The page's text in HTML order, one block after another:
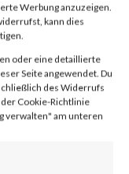
Werbung anzuzeigen.
kann dies
oder eine detaillierte
Seite angewendet. Du
des Widerrufs
Cookie-Richtlinie
verwalten" am unteren
for
as
a